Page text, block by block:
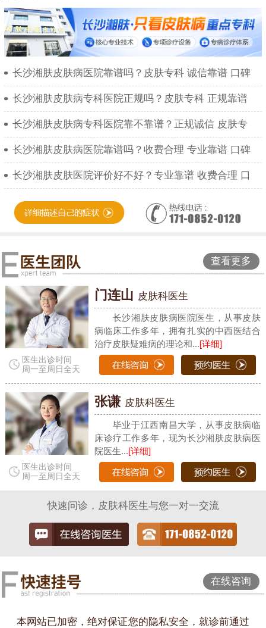
长沙湘肤皮肤病医院靠谱吗？皮肤专科 诚信靠谱 口碑
长沙湘肤皮肤病专科医院正规吗？皮肤专科 正规靠谱
长沙湘肤皮肤病专科医院靠不靠谱？正规诚信 皮肤专
长沙湘肤皮肤病医院靠谱吗？收费合理 专业靠谱 口碑
长沙湘肤皮肤医院评价好不好？专业靠谱 收费合理 口
查看更多
医生出诊时间
周一至周日全天
门连山 皮肤科医生
长沙湘肤皮肤病医院医生，从事皮肤
病临床工作多年，拥有扎实的中西医结合
治疗皮肤疑难病的理论和...[详细]
医生出诊时间
周一至周日全天
张谦 皮肤科医生
毕业于江西南昌大学，从事皮肤病临
床诊疗工作多年，现为长沙湘肤皮肤病医
院医生...[详细]
快速问诊，皮肤科医生与您一对一交流
在线咨询
本网站已加密，绝对保证您的隐私安全，就诊前通过